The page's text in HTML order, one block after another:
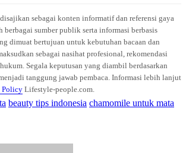
sebagai konten informatif dan referensi gaya
berbagai sumber publik serta informasi berbasis
dimuat bertujuan untuk kebutuhan bacaan dan
sebagai nasihat profesional, rekomendasi
Segala keputusan yang diambil berdasarkan
tanggung jawab pembaca. Informasi lebih lanjut
Policy Lifestyle-people.com.
beauty tips indonesia chamomile untuk mata